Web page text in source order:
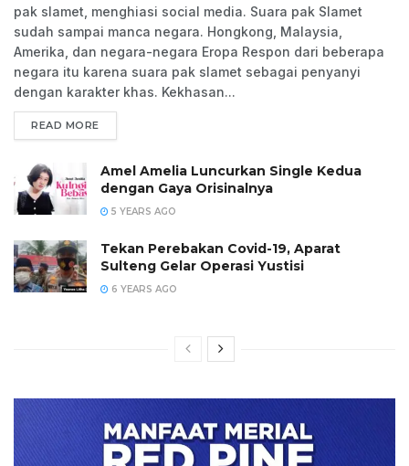
pak slamet, menghiasi social media. Suara pak Slamet
sudah sampai manca negara. Hongkong, Malaysia,
Amerika, dan negara-negara Eropa Respon dari beberapa
negara itu karena suara pak slamet sebagai penyanyi
dengan karakter khas. Kekhasan...
READ MORE
Amel Amelia Luncurkan Single Kedua
dengan Gaya Orisinalnya
5 YEARS AGO
Tekan Perebakan Covid-19, Aparat
Sulteng Gelar Operasi Yustisi
6 YEARS AGO